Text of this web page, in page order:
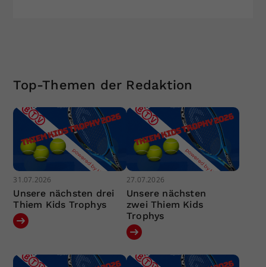
Top-Themen der Redaktion
31.07.2026
Unsere nächsten drei
Thiem Kids Trophys
27.07.2026
Unsere nächsten
zwei Thiem Kids
Trophys